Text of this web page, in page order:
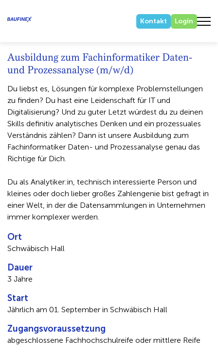
Kontakt Login
Ausbildung zum Fachinformatiker Daten-
und Prozessanalyse (m/w/d)
Du liebst es, Lösungen für komplexe Problemstellungen
zu finden? Du hast eine Leidenschaft für IT und
Digitalisierung? Und zu guter Letzt würdest du zu deinen
Skills definitiv analytisches Denken und ein prozessuales
Verständnis zählen? Dann ist unsere Ausbildung zum
Fachinformatiker Daten- und Prozessanalyse genau das
Richtige für Dich.
Du als Analytiker:in, technisch interessierte Person und
kleines oder doch lieber großes Zahlengenie bist gefragt in
einer Welt, in der die Datensammlungen in Unternehmen
immer komplexer werden.
Ort
Schwäbisch Hall
Dauer
3 Jahre
Start
Jährlich am 01. September in Schwäbisch Hall
Zugangsvoraussetzung
abgeschlossene Fachhochschulreife oder mittlere Reife